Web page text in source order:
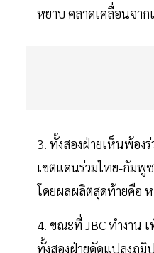
หยาบ คลาดเคลื่อนจา
3. ทั้งสองฝ่ายเห็นพ้อง
เขตแดนร่วมไทย-กัมพู
โดยผลผลิตสุดท้ายคือ
4. ขณะที่ JBC ทำงาน
ทั้งสองฝ่ายดัดแปลงภูมิ